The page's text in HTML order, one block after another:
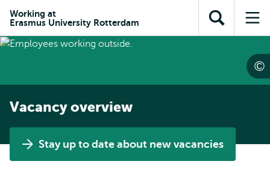
content
search
subnavigation
Working at
Erasmus University Rotterdam
Open
search
Vacancy overview
Stay up to date about new vacancies